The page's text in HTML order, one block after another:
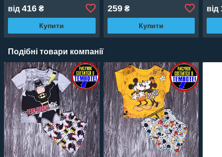
від 416 ₴
Купити
259₴
Купити
від
Подібні товари компанії